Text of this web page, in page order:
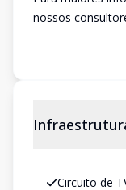
nossos
Circuito de